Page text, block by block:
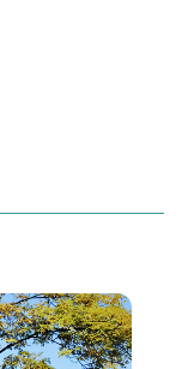
Niezbędne